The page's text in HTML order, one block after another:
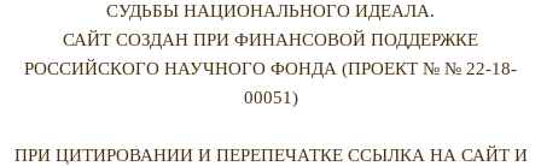
СУДЬБЫ НАЦИОНАЛЬНОГО ИДЕАЛА.
САЙТ СОЗДАН ПРИ ФИНАНСОВОЙ ПОДДЕРЖКЕ
РОССИЙСКОГО НАУЧНОГО ФОНДА (ПРОЕКТ № № 22-18-
00051)
ПРИ ЦИТИРОВАНИИ И ПЕРЕПЕЧАТКЕ ССЫЛКА НА САЙТ И